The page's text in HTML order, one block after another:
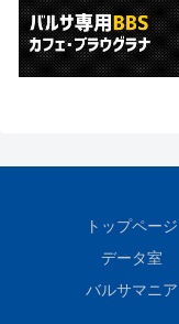
トップページ
データ室
バルサマニア